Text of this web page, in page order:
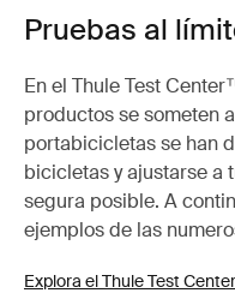
Pruebas al
En el Thule Test
productos se someten
portabicicletas se han
bicicletas y ajustarse a
segura posible. A
ejemplos de las
Explora el Thule Test Center